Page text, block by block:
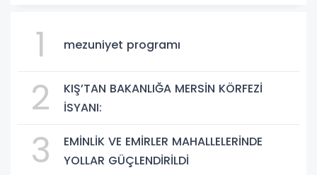
1 mezuniyet programı
2
KIŞ’TAN BAKANLIĞA MERSİN KÖRFEZİ
İSYANI:
3
EMİNLİK VE EMİRLER MAHALLELERİNDE
YOLLAR GÜÇLENDİRİLDİ